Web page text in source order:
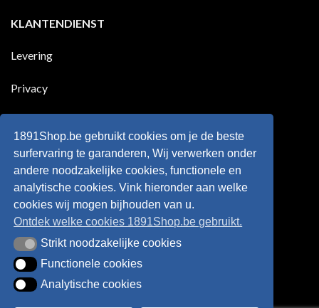
land
scoort
nog
eens
tegen
Wie
is
Haaland,
Europese
KLANTENDIENST
Levering
Privacy
Retourneren
Algemene voorwaarden
1891Shop.be gebruikt cookies om je de beste
surfervaring te garanderen, Wij verwerken onder
andere noodzakelijke cookies, functionele en
analytische cookies. Vink hieronder aan welke
cookies wij mogen bijhouden van u.
Ontdek welke cookies 1891Shop.be gebruikt.
Strikt noodzakelijke cookies
Strikt noodzakelijke cookies
Functionele cookies
Functionele cookies
Analytische cookies
Analytische cookies